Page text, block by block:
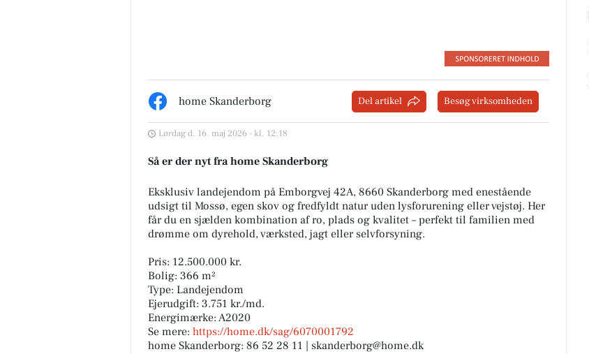
home Skanderborg Del artikel Besøg virksomheden
Lørdag d. 16. maj 2026 - kl. 12:18
Så er der nyt fra home Skanderborg
Eksklusiv landejendom på Emborgvej 42A, 8660 Skanderborg med enestående
udsigt til Mossø, egen skov og fredfyldt natur uden lysforurening eller vejstøj. Her
får du en sjælden kombination af ro, plads og kvalitet – perfekt til familien med
drømme om dyrehold, værksted, jagt eller selvforsyning.
Pris: 12.500.000 kr.
Bolig: 366 m²
Type: Landejendom
Ejerudgift: 3.751 kr./md.
Energimærke: A2020
Se mere: https://home.dk/sag/6070001792
home Skanderborg: 86 52 28 11 | skanderborg@home.dk
home Skanderborg
// Købsaftale underskrevet // Vi kan
med glæde meddele, at der nu er
en underskrevet købsaftale for Gl
Virringvej 12 i Gram ...
små tricks, der får hverdagen...